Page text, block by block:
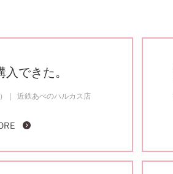
できた。
近鉄あべのハルカス店